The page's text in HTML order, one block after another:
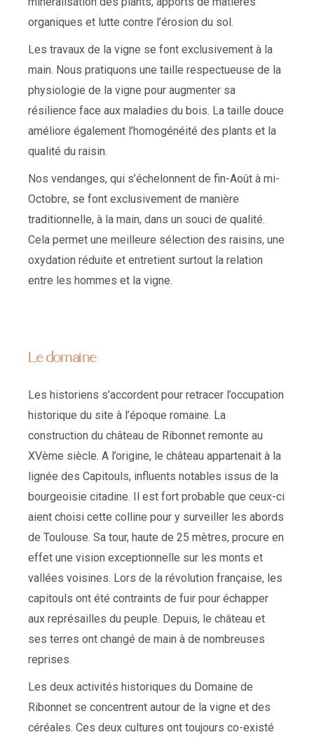
organiques et lutte contre l’érosion du sol.
Les travaux de la vigne se font exclusivement à la
main. Nous pratiquons une taille respectueuse de la
physiologie de la vigne pour augmenter sa
résilience face aux maladies du bois. La taille douce
améliore également l’homogénéité des plants et la
qualité du raisin.
Nos vendanges, qui s’échelonnent de fin-Août à mi-
Octobre, se font exclusivement de manière
traditionnelle, à la main, dans un souci de qualité.
Cela permet une meilleure sélection des raisins, une
oxydation réduite et entretient surtout la relation
entre les hommes et la vigne.
Le domaine
Les historiens s’accordent pour retracer l’occupation
historique du site à l’époque romaine. La
construction du château de Ribonnet remonte au
XVème siècle. A l’origine, le château appartenait à la
lignée des Capitouls, influents notables issus de la
bourgeoisie citadine. Il est fort probable que ceux-ci
aient choisi cette colline pour y surveiller les abords
de Toulouse. Sa tour, haute de 25 mètres, procure en
effet une vision exceptionnelle sur les monts et
vallées voisines. Lors de la révolution française, les
capitouls ont été contraints de fuir pour échapper
aux représailles du peuple. Depuis, le château et
ses terres ont changé de main à de nombreuses
reprises.
Les deux activités historiques du Domaine de
Ribonnet se concentrent autour de la vigne et des
céréales. Ces deux cultures ont toujours co-existé